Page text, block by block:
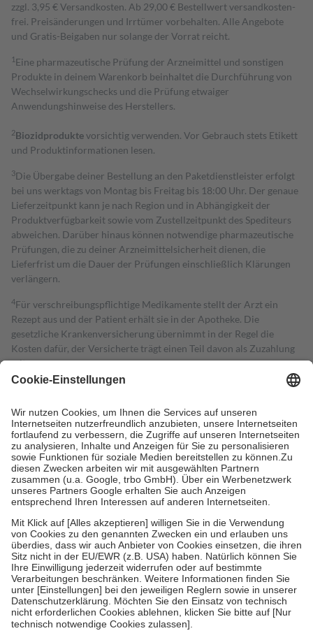
zzgl. 3,95 € Versandkosten. Ab 29,00 € Bestell­wert versand­kosten­
frei. Preisänderungen und Irrtümer vorbehalten. Alle Angebote
und Gratis-Beigaben nur solange der Vorrat reicht.
1 Eine pharmazeutische Prüfung der Arzneimittel und sonstigen
Produkte in deinem Warenkorb beinhaltet die Durchführung von
Wechselwirkungschecks und die Prüfung etwaiger
Anwendungshinweise des Herstellers.
2Biozidproduktevorsichtig verwenden. Vor Gebrauch stets Etikett
und Produktinformationen lesen.
3Die Übergabe deiner Bestellung an den Paketdienstleister erfolgt
bei uns werktags von Montag bis Freitag bis 18:00 Uhr. Der genaue
Lieferzeitpunkt kann je nach Region und in Abhängigkeit der
Produktverfügbarkeit sowie vom Zustellzeitpunkt des Spediteurs
abweichen. Darüber hinaus können notwendige pharmazeutische
Prüfungen, die zu deiner Arzneimittelsicherheit dienen, die
Lieferfrist um die Dauer der Prüfungen einschließlich Klärungen
verlängern.
4Für verschreibungspflichtige Medikamente stellt der Arzt ein
Rezept aus und der Patient erhält sie in der Apotheke. Die
gesetzliche Krankenversicherung übernimmt in der Regel die
Kosten dafür, der Versicherte trägt einen Teil davon als Zuzahlung
mit.
Grundsätzlich leisten Mitglieder Zuzahlungen in Höhe von zehn
höchstens zehn Euro.
Es sind jedoch nie mehr als die tatsächlichen
Kosten der Leistung zu entrichten.
Diese Regeln gelten grundsätzlich auch für Online-Apotheken.
Bei Heilmitteln und häuslicher Krankenpflege beträgt die
Zuzahlung zehn Prozent der Kosten sowie zehn Euro je
Verordnung.
Um das Engagement der Versicherten für ihre eigene Gesundheit zu
stärken und die besondere Stellung der Familie zu unterstützen,
fallenkeine Zuzahlungenan bei:
• Kindern und Jugendlichen bis zum vollendeten 18. Lebensjahr
mit Ausnahme der Fahrkosten
• Untersuchungen zur Vorsorge und Früherkennung, die von der
GKV getragen werden
• empfohlenen Schutzimpfungen
• Harn- und Blutteststreifen